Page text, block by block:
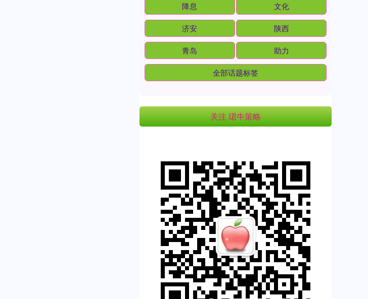
降息 文化
济安 陕西
青岛 助力
全部话题标签
关注 珺牛策略